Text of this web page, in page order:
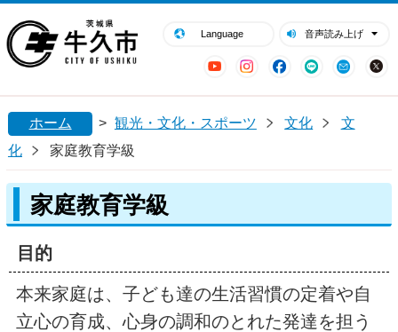
Language 音声読み上げ
YouTubeInstagram
Facebook
LINE Mail
閉じる
ホーム > 観光・文化・スポーツ 文化
文
化
家庭教育学級
家庭教育学級
目的
本来家庭は、子ども達の生活習慣の定着や自
立心の育成、心身の調和のとれた発達を担う